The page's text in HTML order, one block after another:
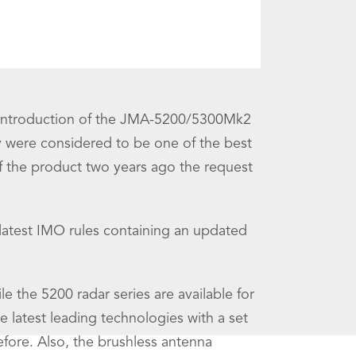
of the JMA-5200/5300Mk2
were considered to be one of the best
the product two years ago the request
IMO rules containing an updated
the 5200 radar series are available for
latest leading technologies with a set
Also, the brushless antenna